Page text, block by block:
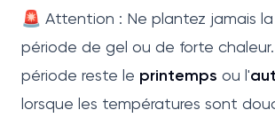
🚨 Attention : Ne plantez jamais la
période de gel ou de forte chaleur.
période reste le printemps ou l'
lorsque les températures sont